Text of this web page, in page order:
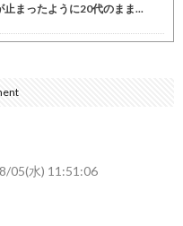
まったように20代のまま...
味な女性がDQNに胸倉をつ...
や...
05(水) 11:51:06